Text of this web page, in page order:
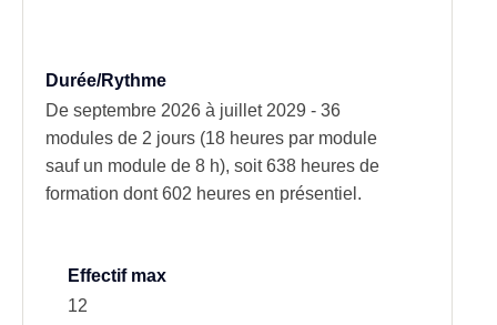
Durée/Rythme
De septembre 2026 à juillet 2029 - 36
modules de 2 jours (18 heures par module
sauf un module de 8 h), soit 638 heures de
formation dont 602 heures en présentiel.
Effectif max
12